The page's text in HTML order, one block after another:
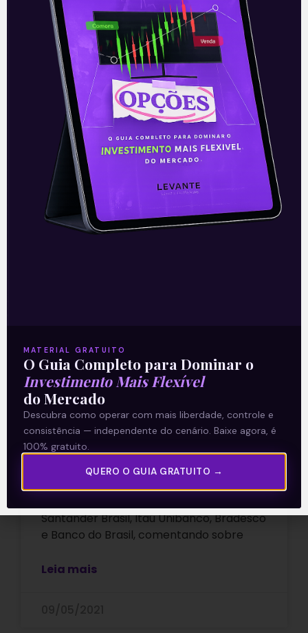
Valor
Na coluna de hoje, vou falar sobre como
analisar os resultados trimestrais das
empresas de commodities. Vamos ver
quais são os indicadores mais
importantes, o
Leia mais
16/05/2021
Análise dos resultados do 1T21
dos grandes bancos | Domingo
de Valor
Na coluna de hoje, vou falar sobre os
Santander Brasil, Itaú Unibanco, Bradesco
e Banco do Brasil, comentando sobre
Leia mais
MATERIAL GRATUITO
O Guia Completo para Dominar o
Investimento Mais Flexível
do Mercado
Descubra como operar com mais liberdade, controle e
consistência — independente do cenário. Baixe agora, é
100% gratuito.
QUERO O GUIA GRATUITO →